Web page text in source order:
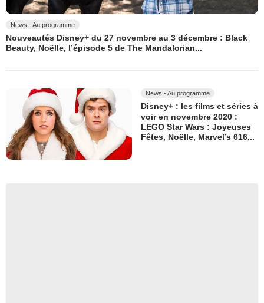
News - Au programme
Nouveautés Disney+ du 27 novembre au 3 décembre : Black
Beauty, Noëlle, l’épisode 5 de The Mandalorian...
News - Au programme
Disney+ : les films et séries à
voir en novembre 2020 :
LEGO Star Wars : Joyeuses
Fêtes, Noëlle, Marvel’s 616...